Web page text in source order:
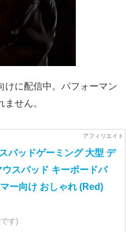
けに配信中。パフォーマン
せん。
パッドゲーミング 大型 デ
スパッド キーボードパ
ー向け おしゃれ (Red)
す)